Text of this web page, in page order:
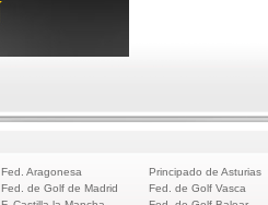
Fed. Aragonesa
Fed. de Golf de Madrid
Principado de Asturias
Fed. de Golf Vasca